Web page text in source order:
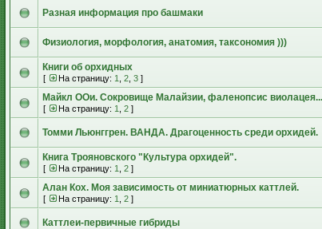
Разная информация про башмаки
Физиология, морфология, анатомия, таксономия )))
Книги об орхидных
[ На страницу: 1 2 3 ]
Майкл ООи. Сокровище Малайзии, фаленопсис виолацея...
[ На страницу: 1 2 ]
Томми Льюнггрен. ВАНДА. Драгоценность среди орхидей.
Книга Трояновского "Культура орхидей".
[ На страницу: 1 2 ]
Алан Кох. Моя зависимость от миниатюрных каттлей.
[ На страницу: 1 2 ]
Каттлеи-первичные гибриды